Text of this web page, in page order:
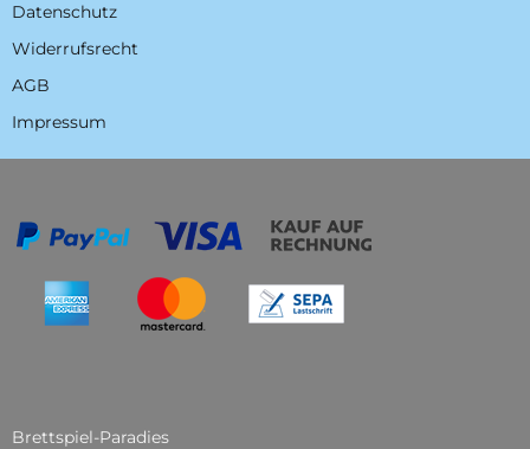
Datenschutz
Widerrufsrecht
AGB
Impressum
Brettspiel-Paradies